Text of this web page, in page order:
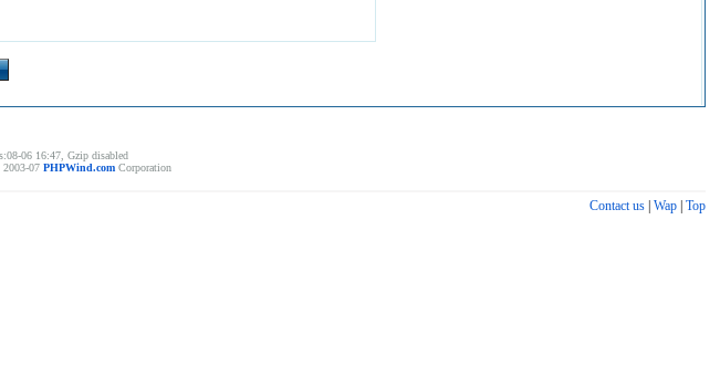
06 16:47, Gzip disabled
07 PHPWind.com Corporation
Contact us| Wap| Top